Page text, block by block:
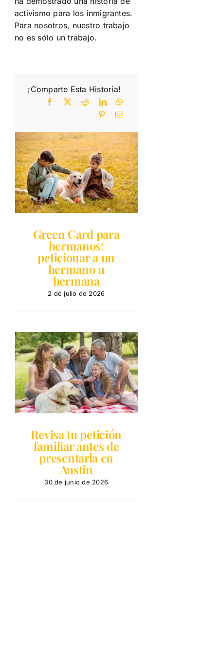
activismo para los inmigrantes.
Para nosotros, nuestro trabajo
no es sólo un trabajo.
¡Comparte Esta Historia!
Green Card para
hermanos:
peticionar a un
hermano u
hermana
2 de julio de 2026
Revisa tu petición
familiar antes de
presentarla en
Austin
30 de junio de 2026